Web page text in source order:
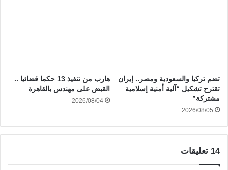
تضم تركيا والسعودية ومصر.. إيران
تقترح تشكيل “آلية أمنية إسلامية
مشتركة”
2026/08/05
هارب من تنفيذ 13 حكما قضائيا ..
القبض على مهندس بالقاهرة
2026/08/04
‫14 تعليقات